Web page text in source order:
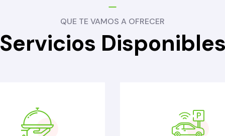
QUE TE VAMOS A OFRECER
Servicios